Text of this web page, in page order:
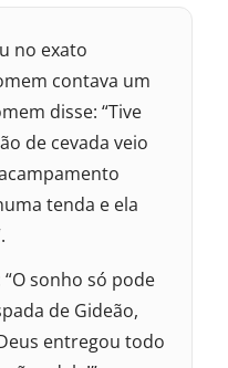
no exato
contava um
disse: “Tive
de cevada veio
tenda e ela
sonho só pode
de Gideão,
entregou todo